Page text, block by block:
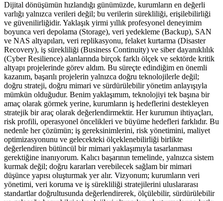
Dijital dönüşümün hızlandığı günümüzde, kurumların en değerli
varlığı yalnızca verileri değil; bu verilerin sürekliliği, erişilebilirliği
ve güvenilirliğidir. Yaklaşık yirmi yıllık profesyonel deneyimim
boyunca veri depolama (Storage), veri yedekleme (Backup), SAN
ve NAS altyapıları, veri replikasyonu, felaket kurtarma (Disaster
Recovery), iş sürekliliği (Business Continuity) ve siber dayanıklılık
(Cyber Resilience) alanlarında birçok farklı ölçek ve sektörde kritik
altyapı projelerinde görev aldım. Bu süreçte edindiğim en önemli
kazanım, başarılı projelerin yalnızca doğru teknolojilerle değil;
doğru strateji, doğru mimari ve sürdürülebilir yönetim anlayışıyla
mümkün olduğudur. Benim yaklaşımım, teknolojiyi tek başına bir
amaç olarak görmek yerine, kurumların iş hedeflerini destekleyen
stratejik bir araç olarak değerlendirmektir. Her kurumun ihtiyaçları,
risk profili, operasyonel öncelikleri ve büyüme hedefleri farklıdır. Bu
nedenle her çözümün; iş gereksinimlerini, risk yönetimini, maliyet
optimizasyonunu ve gelecekteki ölçeklenebilirliği birlikte
değerlendiren bütüncül bir mimari yaklaşımıyla tasarlanması
gerektiğine inanıyorum. Kalıcı başarının temelinde, yalnızca sistem
kurmak değil; doğru kararları verebilecek sağlam bir mimari
düşünce yapısı oluşturmak yer alır. Vizyonum; kurumların veri
yönetimi, veri koruma ve iş sürekliliği stratejilerini uluslararası
standartlar doğrultusunda değerlendirerek, ölçülebilir, sürdürülebilir